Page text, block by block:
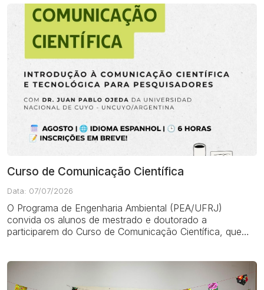
Curso de Comunicação Científica
Data: 07/07/2026
O Programa de Engenharia Ambiental (PEA/UFRJ)
convida os alunos de mestrado e doutorado a
participarem do Curso de Comunicação Científica, que